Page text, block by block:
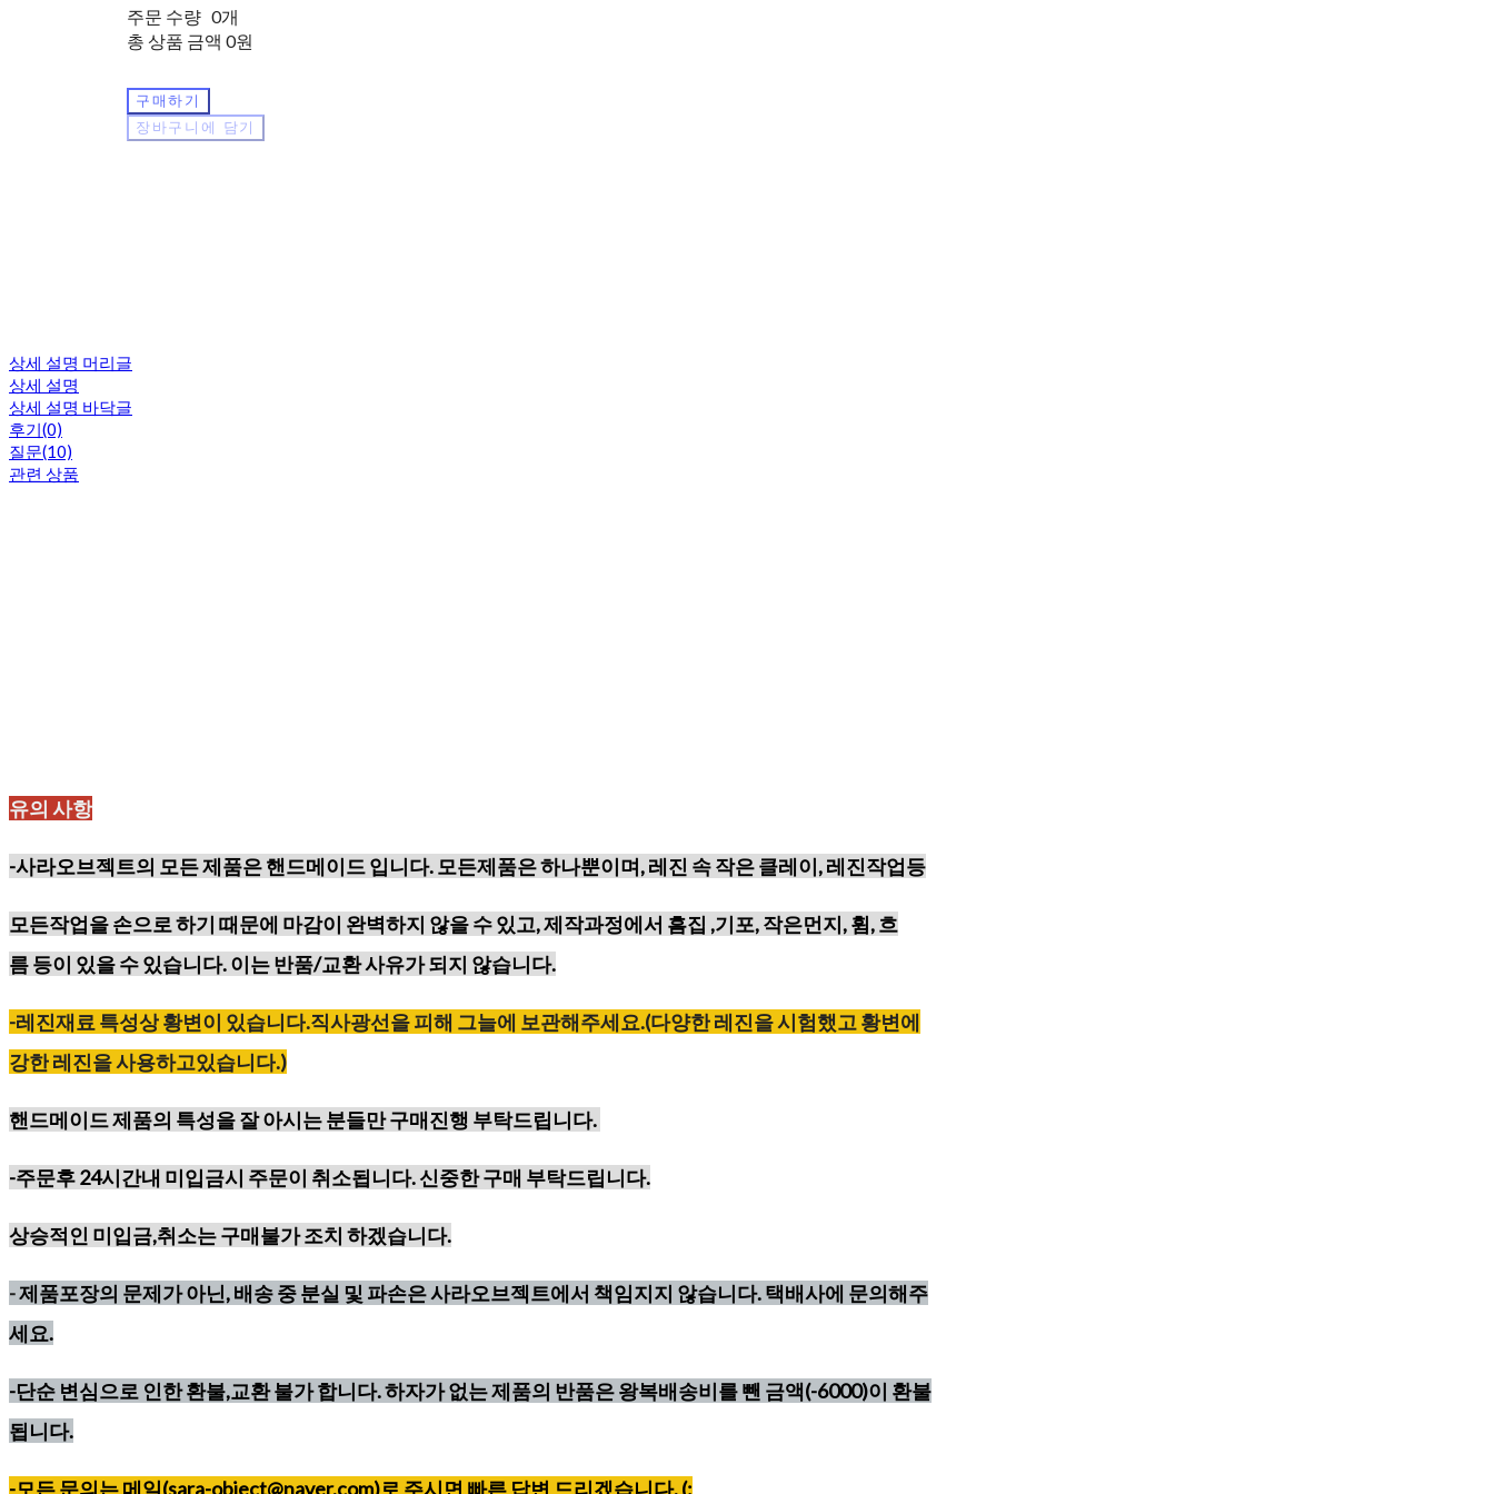
주문 수량 0개
총 상품 금액 0원
구매하기
장바구니에 담기
상세 설명 머리글
상세 설명
상세 설명 바닥글
후기(0)
질문(10)
관련 상품
유의 사항
-사라오브젝트의 모든 제품은 핸드메이드 입니다. 모든제품은 하나뿐이며, 레진 속 작은 클레이, 레진작업등
모든작업을 손으로 하기 때문에 마감이 완벽하지 않을 수 있고,제작과정에서 흠집 ,기포, 작은먼지, 휨, 흐
름 등이 있을 수 있습니다. 이는 반품/교환 사유가 되지 않습니다.
-레진재료 특성상황변이 있습니다.직사광선을피해 그늘에 보관해주세요.(다양한레진을시험했고황변에
강한레진을사용하고있습니다.)
핸드메이드 제품의 특성을 잘 아시는 분들만 구매진행 부탁드립니다.
-주문후 24시간내 미입금시 주문이 취소됩니다. 신중한 구매 부탁드립니다.
상승적인 미입금,취소는 구매불가 조치 하겠습니다.
-제품포장의 문제가 아닌, 배송 중 분실 및 파손은 사라오브젝트에서 책임지지 않습니다. 택배사에 문의해주
세요.
-단순 변심으로 인한 환불,교환 불가 합니다. 하자가 없는 제품의 반품은 왕복배송비를 뺀 금액(-6000)이 환불
됩니다.
-모든 문의는 메일(sara-object@naver.com)로 주시면 빠른 답변 드리겠습니다. (: